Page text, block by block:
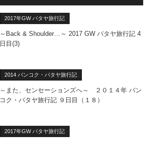
2017年GW パタヤ旅行記
～Back & Shoulder…～ 2017 GW パタヤ旅行記 4
日目(3)
2014 バンコク・パタヤ旅行記
～また、センセーションズへ～ ２０１４年 バン
コク・パタヤ旅行記 ９日目（１８）
2017年GW パタヤ旅行記